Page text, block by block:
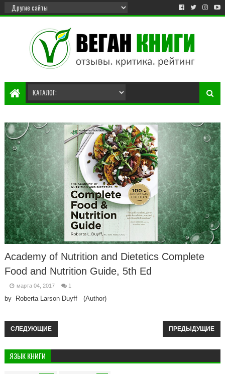
Academy of Nutrition and Dietetics Complete
Food and Nutrition Guide, 5th Ed
марта 04, 2017 1
by Roberta Larson Duyff (Author)
СЛЕДУЮЩИЕ ПРЕДЫДУЩИЕ
ЯЗЫК КНИГИ